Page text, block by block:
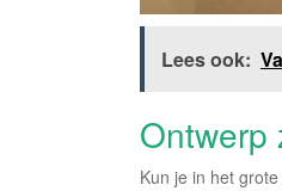
Lees ook:
Ontwerp
Kun je in het